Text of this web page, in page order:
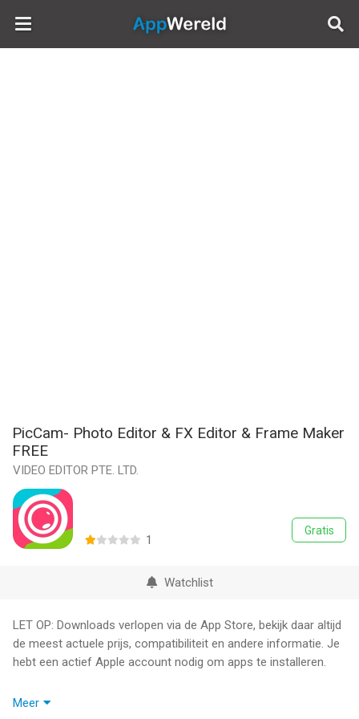
AppWereld
PicCam- Photo Editor & FX Editor & Frame Maker
FREE
VIDEO EDITOR PTE. LTD.
Gratis
1
Watchlist
LET OP: Downloads verlopen via de App Store, bekijk daar altijd
de meest actuele prijs, compatibiliteit en andere informatie. Je
hebt een actief Apple account nodig om apps te installeren.
FREE for a very limited time!
Meer